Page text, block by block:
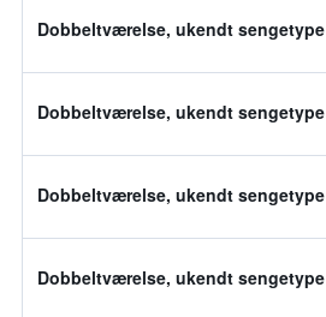
Dobbeltværelse, ukendt sengetype
Dobbeltværelse, ukendt sengetype
Dobbeltværelse, ukendt sengetype
Dobbeltværelse, ukendt sengetype